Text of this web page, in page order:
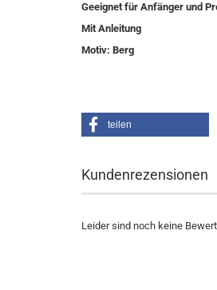
Geeignet für Anfänger und
Mit Anleitung
Motiv: Berg
teilen
Kundenrezensionen
Leider sind noch keine